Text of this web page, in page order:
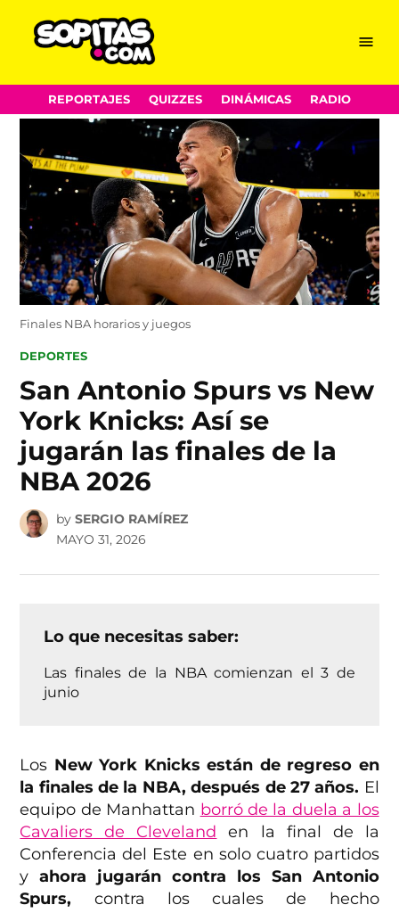
Skip
to
Menu
REPORTAJES QUIZZES DINÁMICAS RADIO
Finales NBA horarios y juegos
POSTED
DEPORTES
San Antonio Spurs vs New
York Knicks: Así se
jugarán las finales de la
NBA 2026
by SERGIO RAMÍREZ
MAYO 31, 2026
Lo que necesitas saber:
Las finales de la NBA comienzan el 3 de
junio
Los New York Knicks están de regreso en
la finales de la NBA, después de 27 años. El
equipo de Manhattan borró de la duela a los
Cavaliers de Cleveland en la final de la
Conferencia del Este en solo cuatro partidos
yahora jugarán contra los San Antonio
Spurs, contra los cuales de hecho